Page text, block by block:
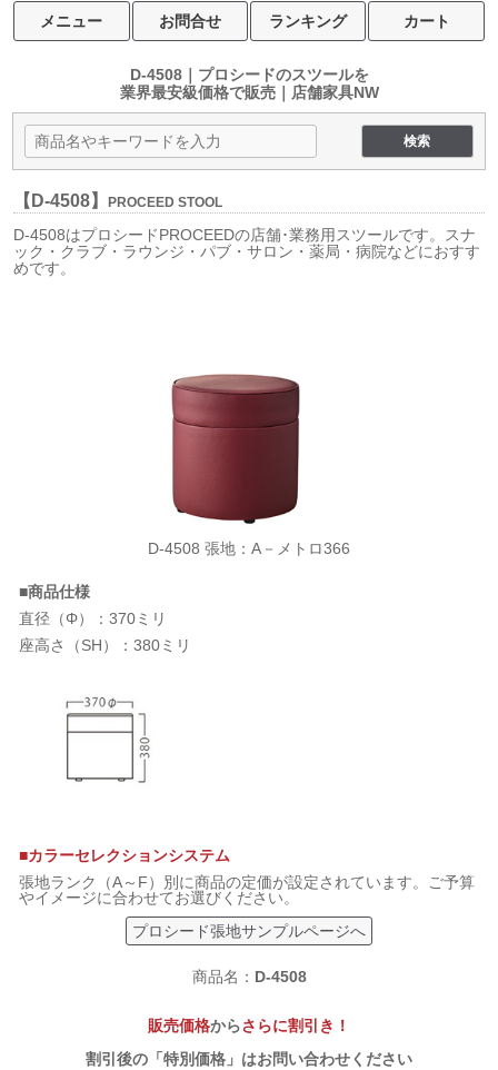
メニュー お問合せ ランキング カート
D-4508｜プロシードのスツールを
業界最安級価格で販売｜店舗家具NW
【D-4508】PROCEED STOOL
D-4508はプロシードPROCEEDの店舗･業務用スツールです。スナ
ック・クラブ・ラウンジ・パブ・サロン・薬局・病院などにおすす
めです。
D-4508 張地：A－メトロ366
■商品仕様
直径（Φ）：370ミリ
座高さ（SH）：380ミリ
■カラーセレクションシステム
張地ランク（A～F）別に商品の定価が設定されています。ご予算
やイメージに合わせてお選びください。
プロシード張地サンプルページへ
商品名： D-4508
販売価格からさらに割引き！
割引後の「特別価格」はお問い合わせください